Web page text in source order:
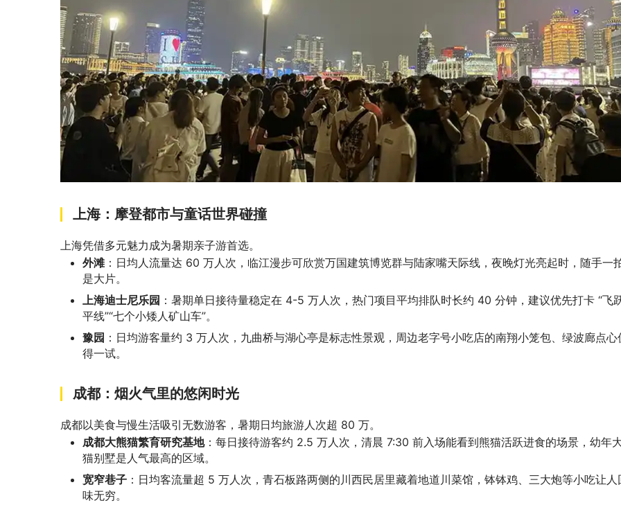
上海：摩登都市与童话世界碰撞
上海凭借多元魅力成为暑期亲子游首选。
外滩 ：日均人流量达 60 万人次，临江漫步可欣赏万国建筑博览群与陆家嘴天际线，夜晚灯光亮起时，随手一
是大片。
上海迪士尼乐园 ：暑期单日接待量稳定在 4-5 万人次，热门项目平均排队时长约 40 分钟，建议优先打卡 “飞
平线”“七个小矮人矿山车”。
豫园 ：日均游客量约 3 万人次，九曲桥与湖心亭是标志性景观，周边老字号小吃店的南翔小笼包、绿波廊点心
得一试。
成都：烟火气里的悠闲时光
成都以美食与慢生活吸引无数游客，暑期日均旅游人次超 80 万。
成都大熊猫繁育研究基地：每日接待游客约 2.5 万人次，清晨 7:30 前入场能看到熊猫活跃进食的场景，幼年
猫别墅是人气最高的区域。
宽窄巷子 ：日均客流量超 5 万人次，青石板路两侧的川西民居里藏着地道川菜馆，钵钵鸡、三大炮等小吃让人
味无穷。